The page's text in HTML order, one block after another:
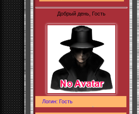
Добрый день, Гость
Логин: Гость